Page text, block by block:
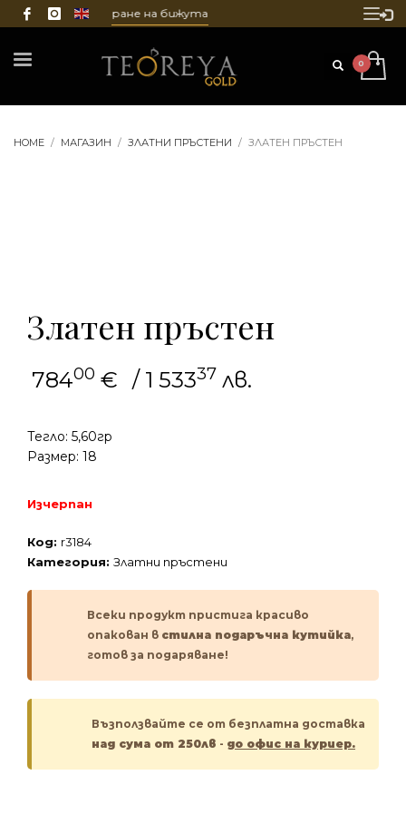
и гравиране на бижута
HOME МАГАЗИН ЗЛАТНИ ПРЪСТЕНИ ЗЛАТЕН ПРЪСТЕН
Златен пръстен
78400 € / 1 53337 лв.
Тегло: 5,60гр
Размер: 18
Изчерпан
Код: r3184
Категория: Златни пръстени
Всеки продукт пристига красиво
опакован в стилна подаръчна кутийка,
готов за подаряване!
Възползвайте се от безплатна доставка
над сума от 250лв - до офис на куриер.